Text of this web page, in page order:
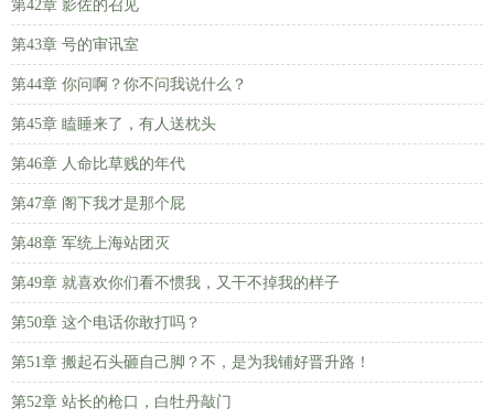
第42章 影佐的召见
第43章 号的审讯室
第44章 你问啊？你不问我说什么？
第45章 瞌睡来了，有人送枕头
第46章 人命比草贱的年代
第47章 阁下我才是那个屁
第48章 军统上海站团灭
第49章 就喜欢你们看不惯我，又干不掉我的样子
第50章 这个电话你敢打吗？
第51章 搬起石头砸自己脚？不，是为我铺好晋升路！
第52章 站长的枪口，白牡丹敲门